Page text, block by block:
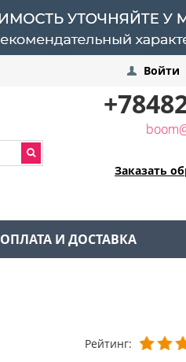
Войти
Заказать
ОПЛАТА И ДОСТАВКА
Рейтинг: